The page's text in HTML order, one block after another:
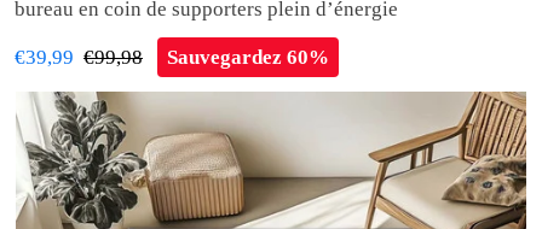
bureau en coin de supporters plein d’énergie
€39,99 €99,98 Sauvegardez 60%